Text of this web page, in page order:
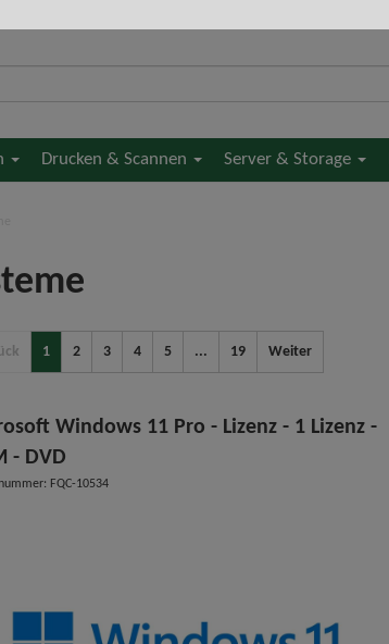
Drucken & Scannen Server & Storage
1 2 3 4 5 ... 19 Weiter
Windows 11 Pro - Lizenz - 1 Lizenz -
- DVD
FQC-10534